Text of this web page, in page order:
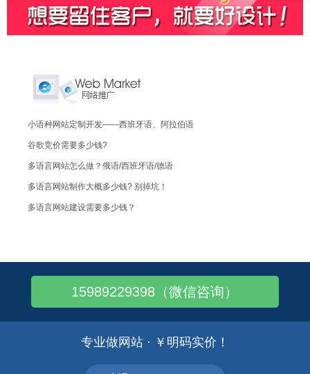
小语种网站定制开发——西班牙语、阿拉伯语
谷歌竞价需要多少钱?
多语言网站怎么做？俄语/西班牙语/德语
多语言网站制作大概多少钱? 别掉坑！
多语言网站建设需要多少钱？
汽车传感器配件-多语言外贸建站（能工巧匠..
15989229398（微信咨询）
专业做网站 · ￥明码实价！